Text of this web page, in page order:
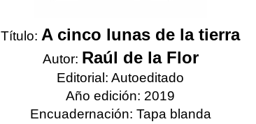
Título: A cinco lunas de la tierra
Autor: Raúl de la Flor
Editorial: Autoeditado
Año edición: 2019
Encuadernación: Tapa blanda